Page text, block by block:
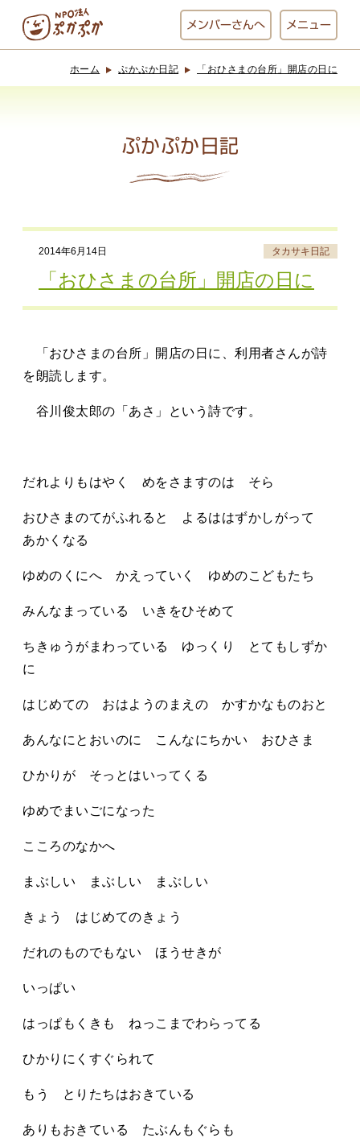
メンバーさんへ メニュー
お休み中
わんど
でんぱた
ぷかぷかさんと
アクセス 採用情報
お問い合わせ
ホーム ぷかぷか日記 「おひさまの台所」開店の日に
ぷかぷか日記
2014年6月14日 タカサキ日記
「おひさまの台所」開店の日に
「おひさまの台所」開店の日に、利用者さんが詩
を朗読します。
谷川俊太郎の「あさ」という詩です。
だれよりもはやく めをさますのは そら
おひさまのてがふれると よるははずかしがって
あかくなる
ゆめのくにへ かえっていく ゆめのこどもたち
みんなまっている いきをひそめて
ちきゅうがまわっている ゆっくり とてもしずか
に
はじめての おはようのまえの かすかなものおと
あんなにとおいのに こんなにちかい おひさま
ひかりが そっとはいってくる
ゆめでまいごになった
こころのなかへ
まぶしい まぶしい まぶしい
きょう はじめてのきょう
だれのものでもない ほうせきが
いっぱい
はっぱもくきも ねっこまでわらってる
ひかりにくすぐられて
もう とりたちはおきている
ありもおきている たぶんもぐらも